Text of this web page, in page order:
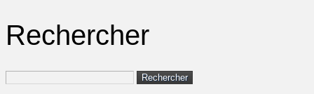
Rechercher